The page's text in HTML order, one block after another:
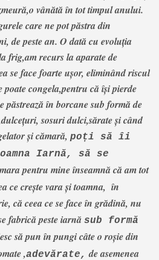
vânătă în tot timpul anului.
care ne pot păstra din
de peste an. O dată cu evoluția
frig,am recurs la aparate de
se face foarte ușor, eliminând riscul
poate congela,pentru că își pierde
păstrează în borcane sub formă de
sosuri dulci,sărate și când
și cămară, poți să îi
Iarnă, să se
pentru mine înseamnă că am tot
ce crește vara și toamna, în
că ceea ce se face în grădină, nu
fabrică peste iarnă sub formă
să pun în pungi câte o roșie din
,adevărate, de asemenea